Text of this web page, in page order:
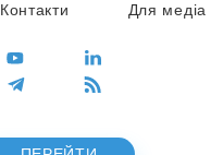
Контакти Для медіа